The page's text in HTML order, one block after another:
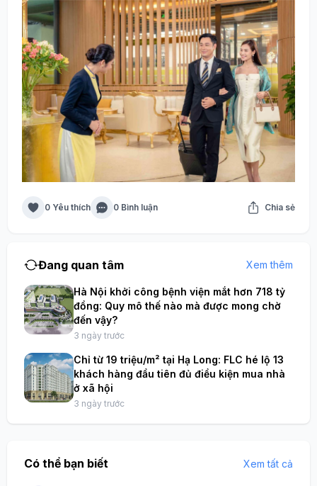
0 Yêu thích 0 Bình luận Chia sẻ
Đang quan tâm Xem thêm
Hà Nội khởi công bệnh viện mắt hơn 718 tỷ
đồng: Quy mô thế nào mà được mong chờ
đến vậy?
3 ngày trước
Chỉ từ 19 triệu/m² tại Hạ Long: FLC hé lộ 13
khách hàng đầu tiên đủ điều kiện mua nhà
ở xã hội
3 ngày trước
Có thể bạn biết Xem tất cả